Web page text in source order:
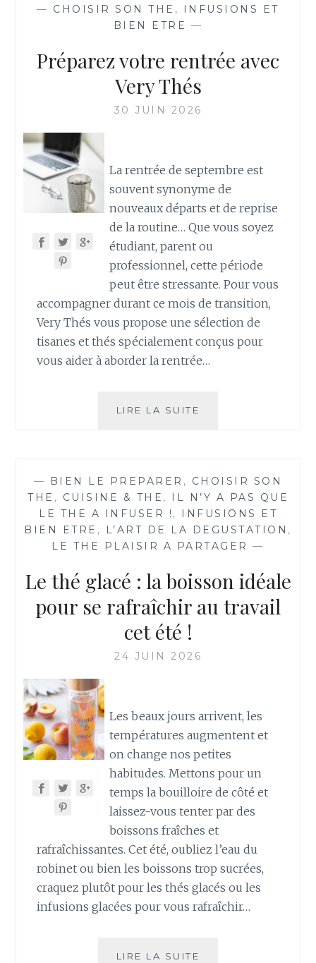
— CHOISIR SON THE ,
INFUSIONS ET
BIEN ETRE —
Préparez votre rentrée avec
Very Thés
30 JUIN 2026
La rentrée de septembre est
souvent synonyme de
nouveaux départs et de reprise
de la routine… Que vous soyez
étudiant, parent ou
professionnel, cette période
peut être stressante. Pour vous
accompagner durant ce mois de transition,
Very Thés vous propose une sélection de
tisanes et thés spécialement conçus pour
vous aider à aborder la rentrée…
LIRE LA SUITE
THÉS
— BIEN LE PREPARER , CHOISIR SON
THE , CUISINE & THE ,
IL N’Y A PAS QUE
LE THE A INFUSER ! ,
INFUSIONS ET
BIEN ETRE , L’ART DE LA DEGUSTATION ,
LE THE PLAISIR A PARTAGER —
Le thé glacé : la boisson idéale
pour se rafraîchir au travail
cet été !
24 JUIN 2026
Les beaux jours arrivent, les
températures augmentent et
on change nos petites
habitudes. Mettons pour un
temps la bouilloire de côté et
laissez-vous tenter par des
boissons fraîches et
rafraîchissantes. Cet été, oubliez l’eau du
robinet ou bien les boissons trop sucrées,
craquez plutôt pour les thés glacés ou les
infusions glacées pour vous rafraîchir…
LIRE LA SUITE